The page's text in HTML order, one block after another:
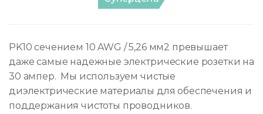
PK10 сечением 10 AWG / 5,26 мм2 превышает
даже самые надежные электрические розетки на
30 ампер. Мы используем чистые
диэлектрические материалы для обеспечения и
поддержания чистоты проводников.